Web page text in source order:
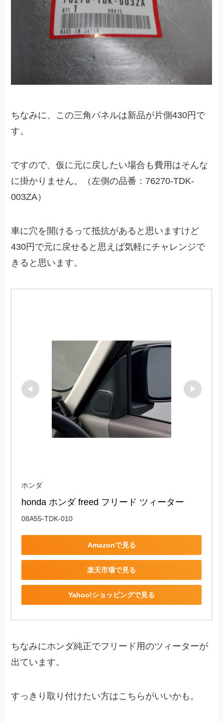
ちなみに、この三角パネルは新品が片側430円で
す。
ですので、仮に元に戻したい場合も費用はそんな
に掛かりません。（左側の品番：76270-TDK-
003ZA）
車に穴を開けるって抵抗があると思いますけど
430円で元に戻せると思えば気軽にチャレンジで
きると思います。
ホンダ
honda ホンダ freed フリード ツィーター
08A55-TDK-010
Amazonで見る
楽天市場で見る
Yahoo!ショッピングで見る
ちなみにホンダ純正でフリード用のツィーターが
出ています。
すっきり取り付けたい方はこちらがいいかも。